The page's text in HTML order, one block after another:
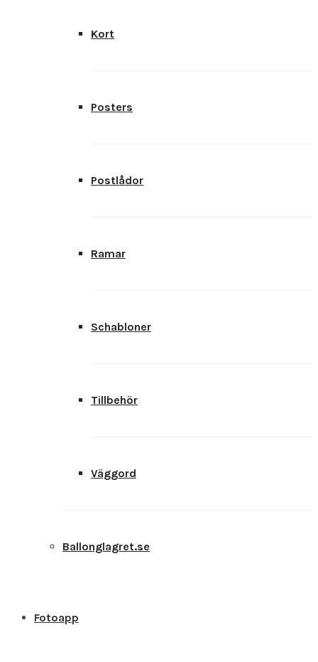
Kort
Posters
Postlådor
Ramar
Schabloner
Tillbehör
Väggord
Ballonglagret.se
Fotoapp